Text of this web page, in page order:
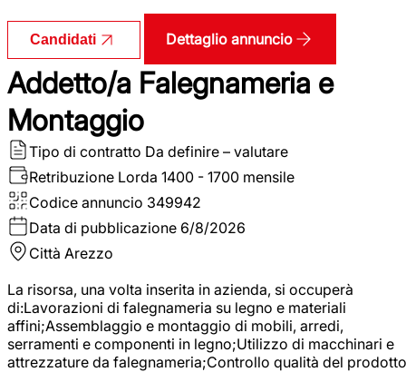
Candidati Dettaglio annuncio
Addetto/a Falegnameria e
Montaggio
Tipo di contratto Da definire – valutare
Retribuzione Lorda 1400 - 1700 mensile
Codice annuncio 349942
Data di pubblicazione 6/8/2026
Città Arezzo
La risorsa, una volta inserita in azienda, si occuperà
di:Lavorazioni di falegnameria su legno e materiali
affini;Assemblaggio e montaggio di mobili, arredi,
serramenti e componenti in legno;Utilizzo di macchinari e
attrezzature da falegnameria;Controllo qualità del prodotto